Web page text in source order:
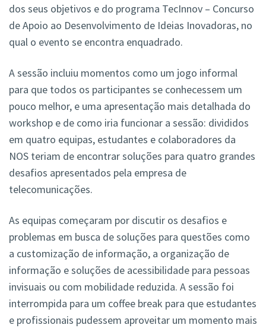
dos seus objetivos e do programa TecInnov – Concurso
de Apoio ao Desenvolvimento de Ideias Inovadoras, no
qual o evento se encontra enquadrado.
A sessão incluiu momentos como um jogo informal
para que todos os participantes se conhecessem um
pouco melhor, e uma apresentação mais detalhada do
workshop e de como iria funcionar a sessão: divididos
em quatro equipas, estudantes e colaboradores da
NOS teriam de encontrar soluções para quatro grandes
desafios apresentados pela empresa de
telecomunicações.
As equipas começaram por discutir os desafios e
problemas em busca de soluções para questões como
a customização de informação, a organização de
informação e soluções de acessibilidade para pessoas
invisuais ou com mobilidade reduzida. A sessão foi
interrompida para um coffee break para que estudantes
e profissionais pudessem aproveitar um momento mais